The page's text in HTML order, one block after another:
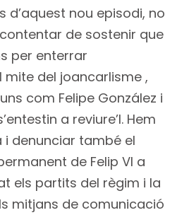
d’aquest nou episodi, no
de sostenir que
per enterrar
del joancarlisme ,
com Felipe González i
a reviure’l. Hem
i denunciar també el
de Felip VI a
els partits del règim i la
mitjans de comunicació